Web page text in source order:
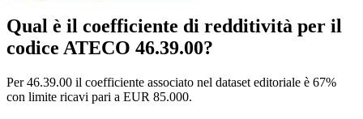
Qual è il coefficiente di redditività per il
codice ATECO 46.39.00?
Per 46.39.00 il coefficiente associato nel dataset editoriale è 67%
con limite ricavi pari a EUR 85.000.